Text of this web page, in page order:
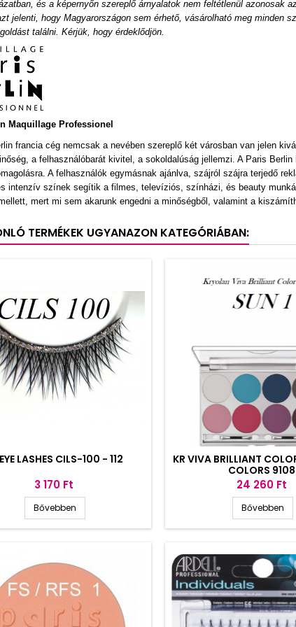
és a képernyőn szereplő árnyalatok nem feltétlenül azonosak
jelenti, hogy Magyarországon sem érhető, vásárolható meg minden
találni. Kérjük, hogy érdeklődjön.
Maquillage Professionel
francia cég nemcsak a nevében szereplő két városban van jelen
a felhasználóbarát kivitel, a sokoldalúság jellemzi. A Paris
A felhasználók egymásnak ajánlva, szájról szájra terjedő
intenzív színek segítik a filmes, televíziós, színházi, és beauty
mert mi sem akarunk engedni a minőségből, valamint a
TERMÉKEK UGYANAZON KATEGÓRIÁBAN:
LASHES CILS-100 - 112
Ár
3 170 Ft
Bővebben
KR VIVA BRILLIANT
COLORS 9108
Ár
24 260 Ft
Bővebben